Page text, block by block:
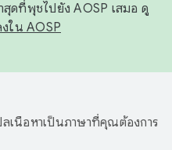
สุดที่พุชไปยัง AOSP เสมอ ดู
ใน AOSP
เนื้อหาเป็นภาษาที่คุณต้องการ